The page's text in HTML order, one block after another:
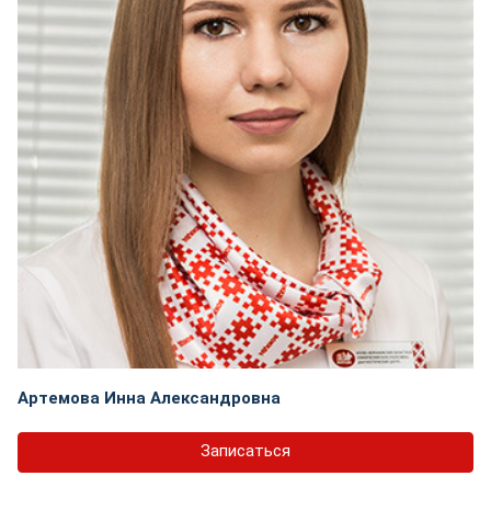
Артемова Инна Александровна
Записаться